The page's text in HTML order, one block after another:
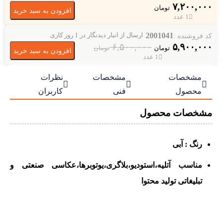
۷,۲۰۰,۰۰۰ تومان
1 عدد
افزودن به سبد خرید
کد فروشنده :2001041 ارسال از انبار دیدنگار در 1 روز کاری
۵,۹۰۰,۰۰۰ تومان ۶,۵۰۰,۰۰۰ تومان
1 عدد
افزودن به سبد خرید

مشخصات
محصول

مشخصات
فنی

نظرات
کاربران
مشخصات محصول
رنگ : آبی
مناسب آتلیه،استودیو،بلاگری،یوتوبرها،عکاسی صنعتی و
تبلیغاتی تولید محتوا